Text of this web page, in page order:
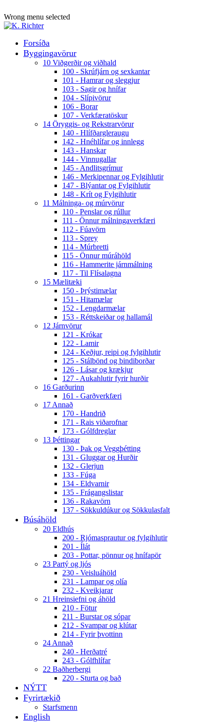
Wrong menu selected
Forsíða
Byggingavörur
10 Viðgerðir og viðhald
100 - Skrúfjárn og sexkantar
101 - Hamrar og sleggjur
103 - Sagir og hnífar
104 - Slípivörur
106 - Borar
107 - Verkfæratöskur
14 Öryggis- og Rekstrarvörur
140 - Hlífðargleraugu
142 - Hnéhlífar og innlegg
143 - Hanskar
144 - Vinnugallar
145 - Andlitsgrímur
146 - Merkipennar og Fylgihlutir
147 - Blýantar og Fylgihlutir
148 - Krít og Fylgihlutir
11 Málninga- og múrvörur
110 - Penslar og rúllur
111 - Önnur málningaverkfæri
112 - Fúavörn
113 - Sprey
114 - Múrbretti
115 - Önnur múráhöld
116 - Hammerite járnmálning
117 - Til Flísalagna
15 Mælitæki
150 - Þrýstimælar
151 - Hitamælar
152 - Lengdarmælar
153 - Réttskeiðar og hallamál
12 Járnvörur
121 - Krókar
122 - Lamir
124 - Keðjur, reipi og fylgihlutir
125 - Stálbönd og bindiborðar
126 - Lásar og krækjur
127 - Aukahlutir fyrir hurðir
16 Garðurinn
161 - Garðverkfæri
17 Annað
170 - Handrið
171 - Rais viðarofnar
173 - Gólfdreglar
13 Þéttingar
130 - Þak og Veggþétting
131 - Gluggar og Hurðir
132 - Glerjun
133 - Fúga
134 - Eldvarnir
135 - Frágangslistar
136 - Rakavörn
137 - Sökkuldúkur og Sökkulasfalt
Búsáhöld
20 Eldhús
200 - Rjómasprautur og fylgihlutir
201 - Ílát
203 - Pottar, pönnur og hnífapör
23 Partý og ljós
230 - Veisluáhöld
231 - Lampar og olía
232 - Kveikjarar
21 Hreinsiefni og áhöld
210 - Fötur
211 - Burstar og sópar
212 - Svampar og klútar
214 - Fyrir þvottinn
24 Annað
240 - Herðatré
243 - Gólfhlífar
22 Baðherbergi
220 - Sturta og bað
NÝTT
Fyrirtækið
Starfsmenn
English